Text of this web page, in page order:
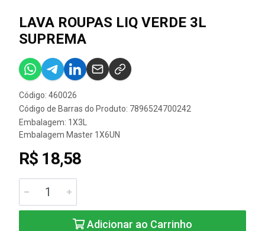
LAVA ROUPAS LIQ VERDE 3L
SUPREMA
Código: 460026
Código de Barras do Produto: 7896524700242
Embalagem: 1X3L
Embalagem Master 1X6UN
R$ 18,58
Adicionar ao Carrinho